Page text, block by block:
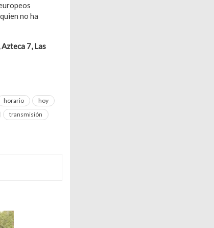
no ha
7, Las
horario
hoy
transmisión